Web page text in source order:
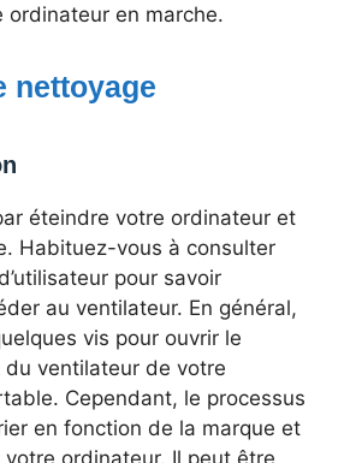
ordinateur en marche.
nettoyage
éteindre votre ordinateur et
Habituez-vous à consulter
pour savoir
au ventilateur. En général,
vis pour ouvrir le
ventilateur de votre
Cependant, le processus
en fonction de la marque et